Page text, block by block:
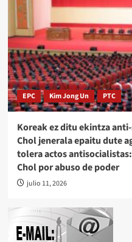
EPC Kim Jong Un PTC
Koreak ez ditu ekintza
Chol jenerala epaitu dute
tolera actos
Chol por abuso de poder
julio 11, 2026